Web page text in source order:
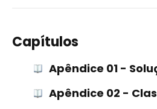
Capítulos
Apêndice 01 -
Apêndice 02 -